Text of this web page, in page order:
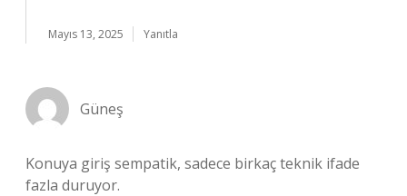
Mayıs 13, 2025 Yanıtla
Güneş
Konuya giriş sempatik, sadece birkaç teknik ifade
fazla duruyor.